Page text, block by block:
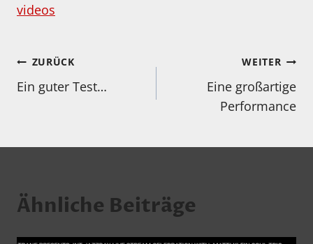
videos
Beitragsnavigation
ZURÜCK
Ein guter Test…
WEITER
Eine großartige
Performance
Ähnliche Beiträge